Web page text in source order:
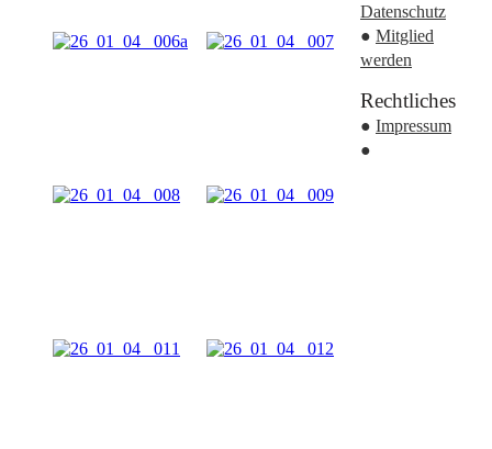
Datenschutz
● Mitglied
werden
Rechtliches
● Impressum
●